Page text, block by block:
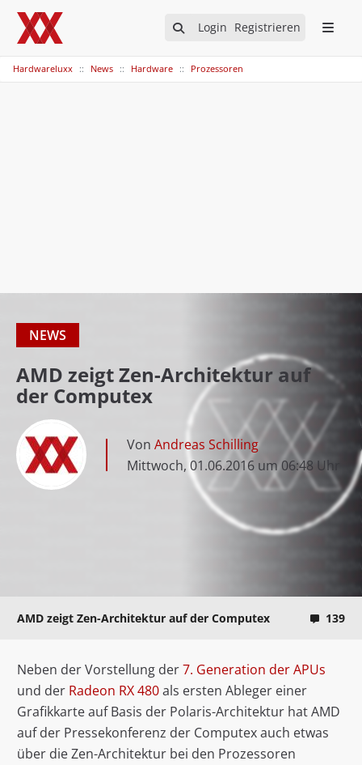
Login Registrieren
Hardwareluxx News Hardware Prozessoren
NEWS
AMD zeigt Zen-Architektur auf
der Computex
Von Andreas Schilling
Mittwoch, 01.06.2016 um 06:48 Uhr
AMD zeigt Zen-Architektur auf der Computex 139
Neben der Vorstellung der7. Generation der APUs
und der Radeon RX 480als ersten Ableger einer
Grafikkarte auf Basis der Polaris-Architektur hat AMD
auf der Pressekonferenz der Computex auch etwas
über die Zen-Architektur bei den Prozessoren